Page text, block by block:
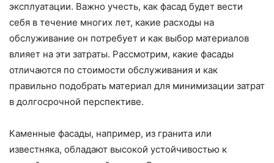
эксплуатации. Важно учесть, как фасад будет вести
себя в течение многих лет, какие расходы на
обслуживание он потребует и как выбор материалов
влияет на эти затраты. Рассмотрим, какие фасады
отличаются по стоимости обслуживания и как
правильно подобрать материал для минимизации затрат
в долгосрочной перспективе.
Каменные фасады, например, из гранита или
известняка, обладают высокой устойчивостью к